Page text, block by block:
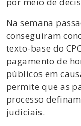
Na semana
conseguiram
texto-base do
pagamento de
públicos em
permite que as
processo
judiciais.